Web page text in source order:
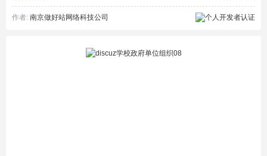
作者: 南京做好站网络科技公司